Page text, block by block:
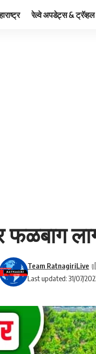
रेल्वे अपडेट्स & ट्रॅव्हल
Last updated: 31/07/
Team RatnagiriLive